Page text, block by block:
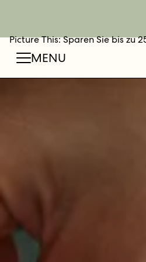
Picture This: Sparen Sie bis zu
MENU